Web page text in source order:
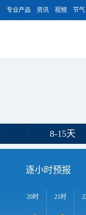
专业产品 资讯 视频 节气
8-15天
逐小时预报
20时 21时